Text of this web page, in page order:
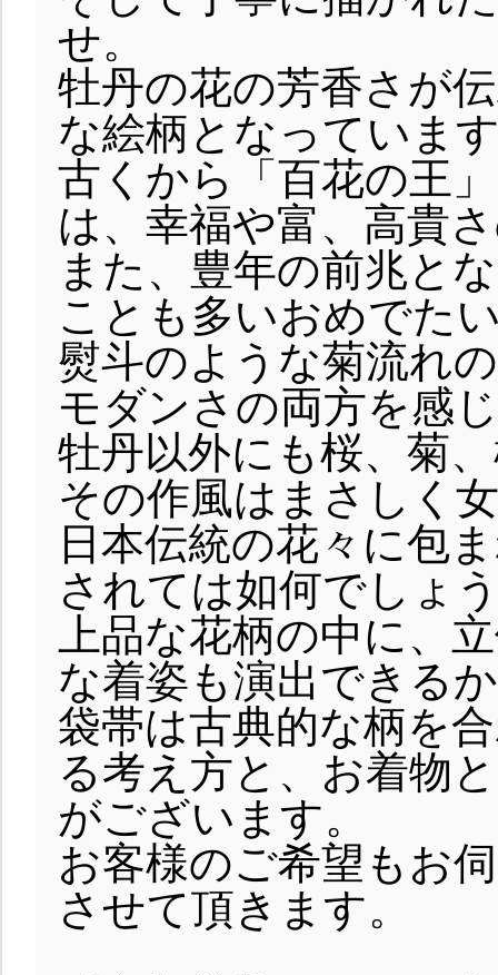
せ。
牡丹の花の芳香さが
な絵柄となっていま
古くから「百花の王
は、幸福や富、高貴
また、豊年の前兆と
ことも多いおめでた
熨斗のような菊流れ
モダンさの両方を感
牡丹以外にも桜、菊
その作風はまさしく
日本伝統の花々に包
されては如何でしょ
上品な花柄の中に、
な着姿も演出できる
袋帯は古典的な柄を
る考え方と、お着物
がございます。
お客様のご希望もお
させて頂きます。